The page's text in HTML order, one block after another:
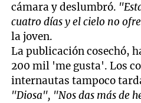
cámara y deslumbró.
cuatro días y el cielo no
la joven.
La publicación cosechó,
200 mil 'me gusta'. Los
internautas tampoco
"Diosa", "Nos das más de